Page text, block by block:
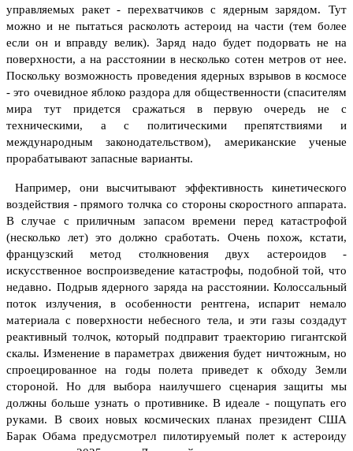
управляемых ракет - перехватчиков с ядерным зарядом. Тут
можно и не пытаться расколоть астероид на части (тем более
если он и вправду велик). Заряд надо будет подорвать не на
поверхности, а на расстоянии в несколько сотен метров от нее.
Поскольку возможность проведения ядерных взрывов в космосе
- это очевидное яблоко раздора для общественности (спасителям
мира тут придется сражаться в первую очередь не с
техническими, ас политическими препятствиями и
международным законодательством), американские ученые
прорабатывают запасные варианты.
Например, они высчитывают эффективность кинетического
воздействия - прямого толчка со стороны скоростного аппарата.
В случае с приличным запасом времени перед катастрофой
(несколько лет) это должно сработать.
Очень похож, кстати,
французский метод столкновения двух астероидов -
искусственное воспроизведение катастрофы, подобной той, что
недавно.Подрыв ядерного заряда на расстоянии. Колоссальный
поток излучения, в особенности рентгена, испарит немало
материала с поверхности небесного тела, и эти газы создадут
реактивный толчок, который подправит траекторию гигантской
скалы. Изменение в параметрах движения будет ничтожным, но
спроецированное на годы полета приведет к обходу Земли
стороной. Но для выбора наилучшего сценария защиты мы
должны больше узнать о противнике. В идеале - пощупать его
руками.
В своих новых космических планах президент США
Барак Обама предусмотрел пилотируемый полет к астероиду